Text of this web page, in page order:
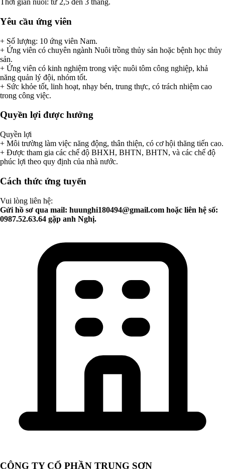
Thời gian nuôi: từ 2,5 đến 3 tháng.
Yêu cầu ứng viên
+ Số lượng: 10 ứng viên Nam.
+ Ứng viên có chuyên ngành Nuôi trồng thủy sản hoặc bệnh học thủy
sản.
+ Ứng viên có kinh nghiệm trong việc nuôi tôm công nghiệp, khả
năng quản lý đội, nhóm tốt.
+ Sức khỏe tốt, linh hoạt, nhạy bén, trung thực, có trách nhiệm cao
trong công việc.
Quyền lợi được hưởng
Quyền lợi
+ Môi trường làm việc năng động, thân thiện, có cơ hội thăng tiến cao.
+ Được tham gia các chế độ BHXH, BHTN, BHTN, và các chế độ
phúc lợi theo quy định của nhà nước.
Cách thức ứng tuyển
Vui lòng liên hệ:
Gửi hồ sơ qua mail: huunghi180494@gmail.com hoặc liên hệ số:
0987.52.63.64 gặp anh Nghị.
CÔNG TY CỔ PHẦN TRUNG SƠN